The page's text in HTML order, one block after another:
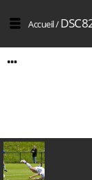
Accueil/